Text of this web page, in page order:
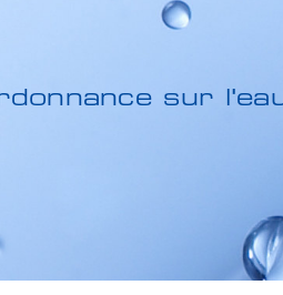
sur